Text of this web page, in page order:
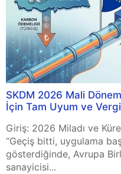
SKDM 2026 Mali
İçin Tam Uyum ve
Giriş: 2026 Miladı ve
“Geçiş bitti, uygulama
gösterdiğinde, Avrupa
sanayicisi...